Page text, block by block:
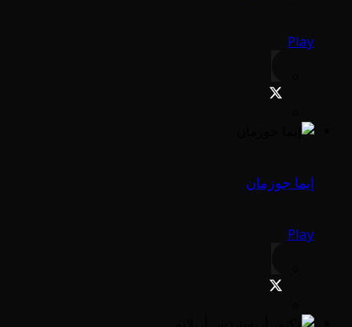
Play
إيما جوزمان
Play